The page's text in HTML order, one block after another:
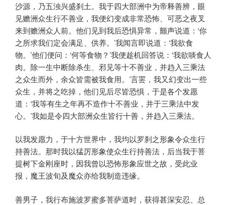
沙源，乃五浊兴盛刹土。我于四大部洲中为帝释善辨，眼
见赡洲众生行不善业，我便幻变成非常恐怖、可恶之夜叉
来到赡洲众人前。他们见到我后恐惧异常，颤声说道：‘你
之所求我们定会满足、供养。’我闻言即说道：‘我欲食
物。’他们便问：‘何等食物？’我便趁机回答说：‘我欲啖食人
肉。除一生中断除杀生、邪见等十不善业，并趋入三乘法
之众生而外，余众皆需被我食用。’言罢，我又幻变出一些
众生，并将之吃掉，他们见后尽皆恐惧，于是各个发愿
道：‘我等有生之年再不造作十不善业，并于三乘法中发
心。’我如是令四大部洲众生皆行十善，并趋入三乘法。
以我发愿力，于十方世界中，我均以罗刹之形象令众生行
持善法。那时我以猛厉形象使众生行持善法，后当我于菩
提树下金刚座时，因我曾以恐怖形象应世之故，受此业
报，魔王波旬及魔众亦给我制造违缘。
善男子，我行布施波罗蜜多菩萨道时，获得甚深安忍、总